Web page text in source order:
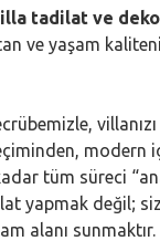
tadilat ve
ve yaşam
villanızı
modern
tüm süreci
yapmak değil;
alanı sunmaktır.